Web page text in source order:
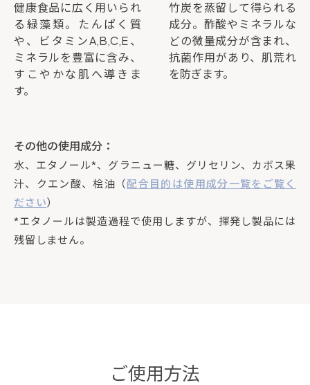
健康食品に広く用いられ
る緑藻類。たんぱく質
や、ビタミンA,B,C,E、
ミネラルを豊富に含み、
すこやかな肌へ導きま
す。
竹炭を蒸留して得られる
成分。酢酸やミネラルな
どの微量成分が含まれ、
抗菌作用があり、肌荒れ
を防ぎます。
その他の使用成分：
水、エタノール*、グラニュー糖、グリセリン、カボス果
汁、クエン酸、桧油（配合目的は使用成分一覧をご覧く
ださい）
*エタノールは製造過程で使用しますが、揮発し製品には
残留しません。
ご使用方法